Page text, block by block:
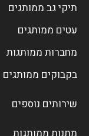
תיקי גב ממותגים
עטים ממותגים
מחברות ממותגות
בקבוקים ממותגים
שירותים נוספים